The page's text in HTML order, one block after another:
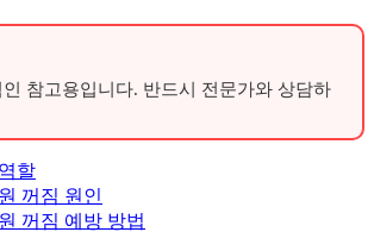
참고용입니다. 반드시 전문가와 상담하
할
꺼짐 원인
꺼짐 예방 방법